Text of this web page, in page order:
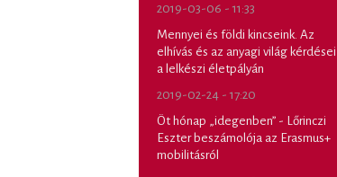
2019-03-06 - 11:33
Mennyei és földi kincseink. Az
elhívás és az anyagi világ kérdései
a lelkészi életpályán
2019-02-24 - 17:20
Öt hónap „idegenben” - Lőrinczi
Eszter beszámolója az Erasmus+
mobilitásról